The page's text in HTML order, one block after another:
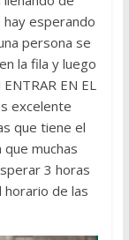
esperando
persona se
la fila y luego
EN EL
excelente
que tiene el
muchas
3 horas
de las